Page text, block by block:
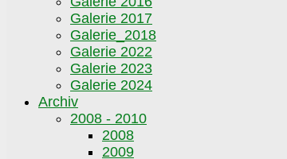
Galerie 2017
Galerie_2018
Galerie 2022
Galerie 2023
Galerie 2024
Archiv
2008 - 2010
2008
2009